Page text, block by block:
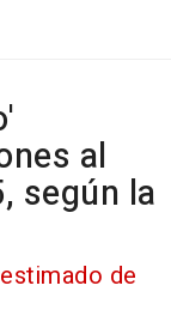
al
según la
de